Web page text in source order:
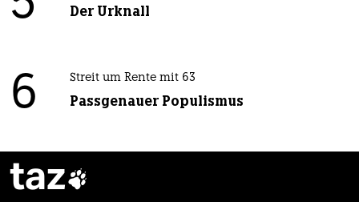
Der Urknall
6 Streit um Rente mit 63
Passgenauer Populismus
taz